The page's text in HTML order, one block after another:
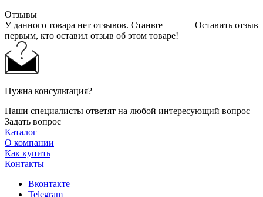
Отзывы
Оставить отзыв
У данного товара нет отзывов. Станьте
первым, кто оставил отзыв об этом товаре!
Нужна консультация?
Наши специалисты ответят на любой интересующий вопрос
Задать вопрос
Каталог
О компании
Как купить
Контакты
Вконтакте
Telegram